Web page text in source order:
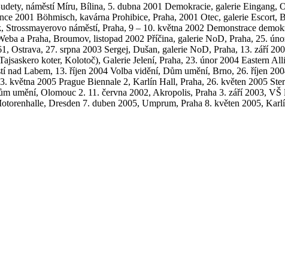
náměstí Míru, Bílina, 5. dubna 2001 Demokracie, galerie Eingang,
2001 Böhmisch, kavárna Prohibice, Praha, 2001 Otec, galerie Escort,
náměstí, Praha, 9 – 10. května 2002 Demonstrace
a Praha, Broumov, listopad 2002 Příčina, galerie NoD, Praha, 25.
Ostrava, 27. srpna 2003 Sergej, Dušan, galerie NoD, Praha, 13. září
koter, Kolotoč), Galerie Jelení, Praha, 23. únor 2004 Eastern
Labem, 13. říjen 2004 Volba vidění, Dům umění, Brno, 26. říjen
2005 Prague Biennale 2, Karlín Hall, Praha, 26. květen 2005
Olomouc 2. 11. června 2002, Akropolis, Praha 3. září 2003,
Dresden 7. duben 2005, Umprum, Praha 8. květen 2005,